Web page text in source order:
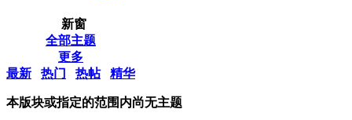
新窗
全部主题
更多
最新
热门 热帖 精华
本版块或指定的范围内尚无主题